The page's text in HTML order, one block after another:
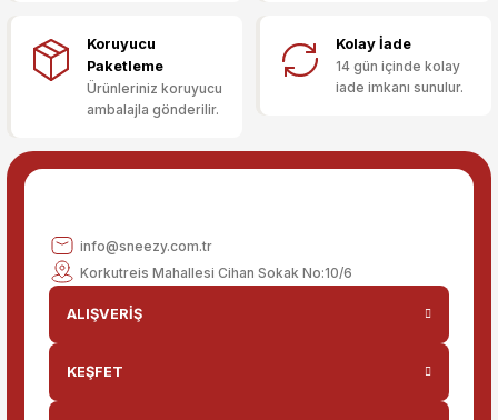
Ürün fiyatı diğer sitelerden daha pahalı.
Bu ürüne benzer farklı alternatifler olmalı.
Koruyucu
Paketleme
Ürünleriniz koruyucu
ambalajla gönderilir.
Kolay İade
14 gün içinde kolay
iade imkanı sunulur.
info@sneezy.com.tr
Korkutreis Mahallesi Cihan Sokak No:10/6
ALIŞVERİŞ
KEŞFET